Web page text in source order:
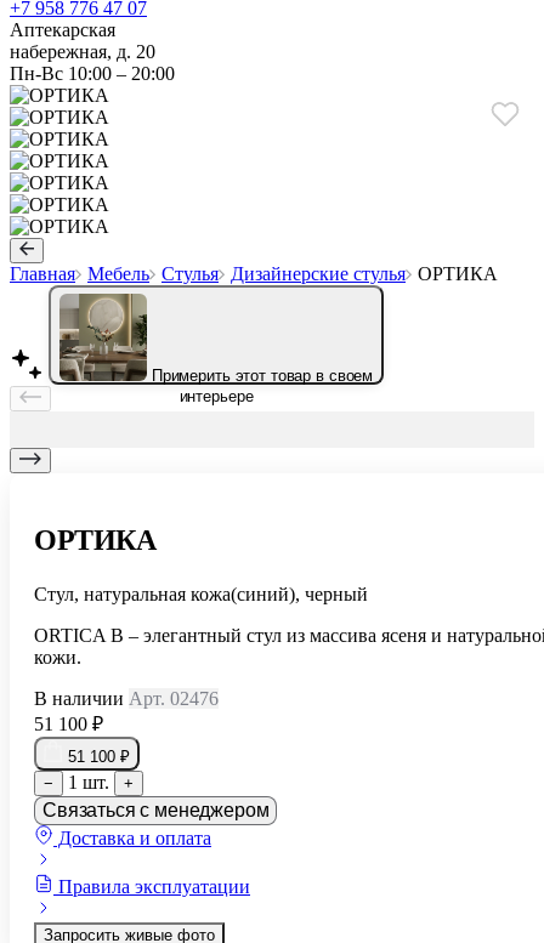
+7 958 776 47 07
Аптекарская
набережная, д. 20
Пн-Вс 10:00 – 20:00
Главная Мебель Стулья Дизайнерские стулья ОРТИКА
Примерить этот товар в своем
интерьере
ОРТИКА
Стул, натуральная кожа(синий), черный
ORTICA B – элегантный стул из массива ясеня и
кожи.
В наличии Арт. 02476
51 100 ₽
51 100 ₽
−
1 шт. +
Связаться с менеджером
Доставка и оплата
Правила эксплуатации
Запросить живые фото